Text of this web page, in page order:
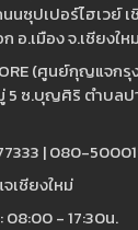
นซุปเปอร์ไฮเวย์
อ.เมือง จ.เชียงใ
(ศูนย์กุญแจกรุ
5 ซ.บุญศิริ ตำบลป
| 080-
เชียงใหม่
08:00 - 17:30น.